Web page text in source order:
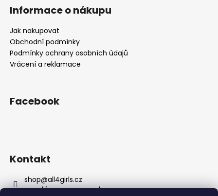
Informace o nákupu
Jak nakupovat
Obchodní podmínky
Podmínky ochrany osobních údajů
Vrácení a reklamace
Facebook
Kontakt
shop@all4girls.cz
http://facebook.com/ALL4GIRLSOFFICIAL